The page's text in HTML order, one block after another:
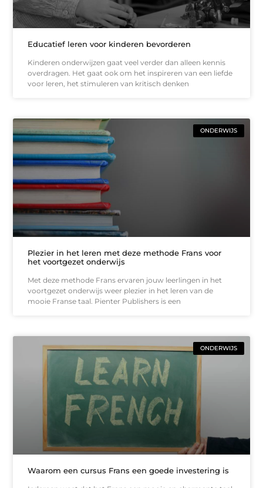
Educatief leren voor kinderen bevorderen
Kinderen onderwijzen gaat veel verder dan alleen kennis
overdragen. Het gaat ook om het inspireren van een liefde
voor leren, het stimuleren van kritisch denken
ONDERWIJS
Plezier in het leren met deze methode Frans voor
het voortgezet onderwijs
Met deze methode Frans ervaren jouw leerlingen in het
voortgezet onderwijs weer plezier in het leren van de
mooie Franse taal. Pienter Publishers is een
ONDERWIJS
Waarom een cursus Frans een goede investering is